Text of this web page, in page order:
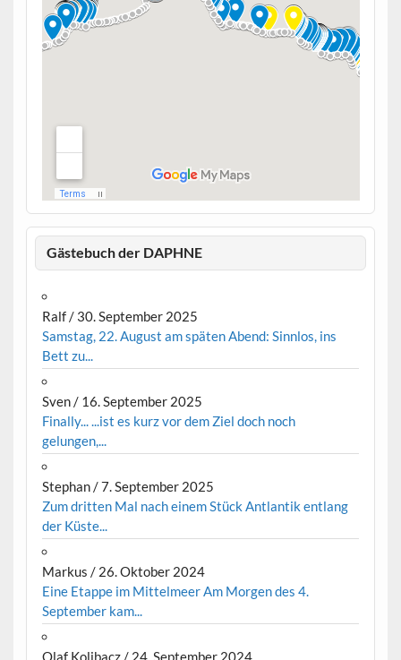
Gästebuch der DAPHNE
Ralf/ 30. September 2025
Samstag, 22. August am späten Abend: Sinnlos, ins
Bett zu...
Sven/ 16. September 2025
Finally... ...ist es kurz vor dem Ziel doch noch
gelungen,...
Stephan/7. September 2025
Zum dritten Mal nach einem Stück Antlantik entlang
der Küste...
Markus / 26. Oktober 2024
Eine Etappe im Mittelmeer Am Morgen des 4.
September kam...
Olaf Kolibacz/ 24. September 2024